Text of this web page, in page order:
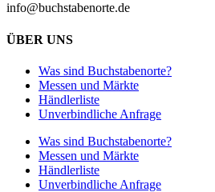
info@buchstabenorte.de
ÜBER UNS
Was sind Buchstabenorte?
Messen und Märkte
Händlerliste
Unverbindliche Anfrage
Was sind Buchstabenorte?
Messen und Märkte
Händlerliste
Unverbindliche Anfrage